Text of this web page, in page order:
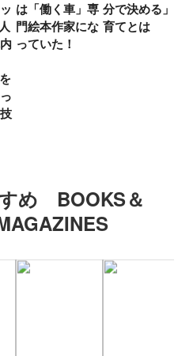
は「働く車」専
門絵本作家にな
っていた！
分で決める」子
育てとは
め BOOKS＆